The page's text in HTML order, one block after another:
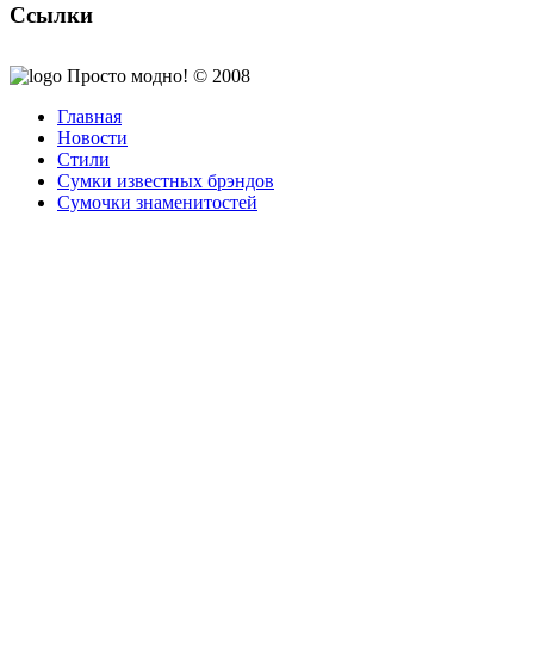
Ссылки
Просто модно! © 2008
Главная
Новости
Стили
Сумки известных брэндов
Сумочки знаменитостей